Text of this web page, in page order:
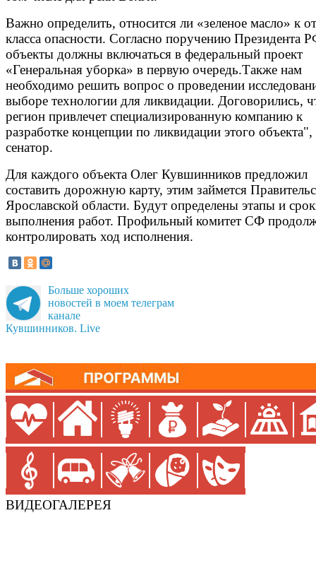
Важно определить, относится ли «зеленое масло» к
класса опасности. Согласно поручению Президента
объекты должны включаться в федеральный проект
«Генеральная уборка» в первую очередь.Также нам
необходимо решить вопрос о проведении
выборе технологии для ликвидации. Договорились,
регион привлечет специализированную компанию к
разработке концепции по ликвидации этого объекта",
сенатор.
Для каждого объекта Олег Кувшинников предложил
составить дорожную карту, этим займется
Ярославской области. Будут определены этапы и
выполнения работ. Профильный комитет СФ
контролировать ход исполнения.
Больше хороших
новостей в моем телеграм
канале
Кувшинников. Live
ВИДЕОГАЛЕРЕЯ